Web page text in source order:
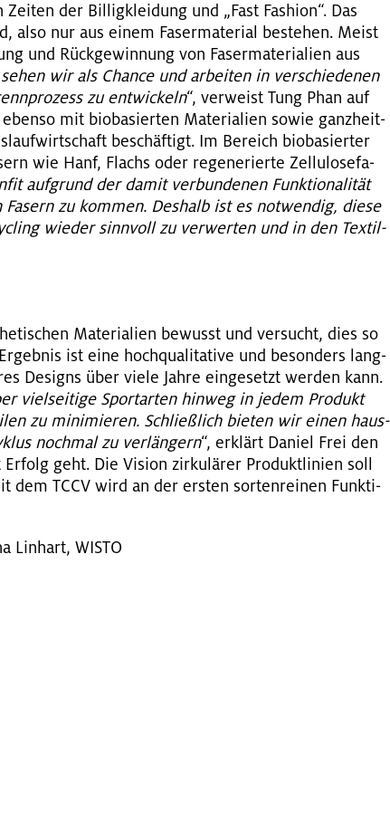
der Bil­lig­klei­dung und „Fast Fa­shion“. Das
also nur aus einem Fa­ser­ma­te­ri­al be­stehen. Meist
und Rück­ge­win­nung von Fa­ser­ma­te­ria­li­en aus
sehen wir als Chan­ce und ar­bei­ten in ver­schie­de­nen
zu ent­wi­ckeln“, ver­weist Tung Phan auf
eben­so mit bio­ba­sier­ten Ma­te­ria­li­en sowie ganz­heit­
be­schäf­tigt. Im Be­reich bio­ba­sier­ter
wie Hanf, Flachs oder re­ge­ne­rier­te Zel­lu­lo­se­fa­
auf­grund der damit ver­bun­de­nen Funk­tio­na­li­tät
zu kom­men. Des­halb ist es not­wen­dig, diese
wie­der sinn­voll zu ver­wer­ten und in den Tex­til-
Ma­te­ria­li­en be­wusst und ver­sucht, dies so
ist eine hoch­qua­li­ta­ti­ve und be­son­ders lang­
De­signs über viele Jahre ein­ge­setzt wer­den kann.
viel­sei­ti­ge Sport­ar­ten hin­weg in jedem Pro­dukt
zu mi­ni­mie­ren. Schlie­ß­lich bie­ten wir einen haus­
noch­mal zu ver­län­gern“, er­klärt Da­ni­el Frei den
geht. Die Vi­si­on zir­ku­lä­rer Pro­dukt­li­ni­en soll
dem TCCV wird an der ers­ten sor­ten­rei­nen Funk­ti­
Lin­hart, WISTO